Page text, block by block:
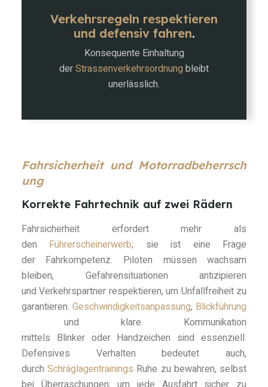
Verkehrsregeln respektieren
und defensiv fahren.
Konsequente Einhaltung
derStrassenverkehrsordnung bleibt
unerlässlich.
Fahrsicherheit und Motorradbeherrsch
ung
Korrekte Fahrtechnik auf zwei Rädern
Fahrsicherheit erfordert mehr als
den Führerscheinerwerb; sie ist eine Frage
der Fahrkompetenz. Piloten müssen wachsam
bleiben, Gefahrensituationen antizipieren
und Verkehrspartner respektieren, um Unfallfreiheit zu
garantieren. Geschwindigkeitsanpassung, Blickführung
und klare Kommunikation
mittels Blinker oder Handzeichen sind essenziell.
Defensives Verhalten bedeutet auch,
durchSchräglagentrainings Ruhe zu bewahren, selbst